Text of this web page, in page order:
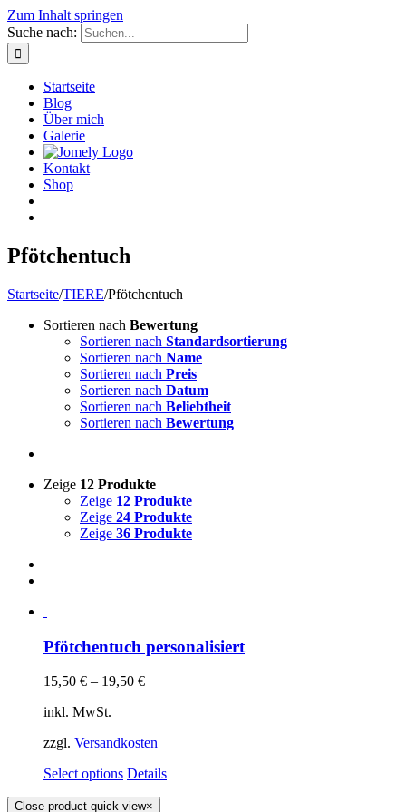
Zum Inhalt springen
Suche nach:
Startseite
Blog
Über mich
Galerie
Kontakt
Shop
Pfötchentuch
Startseite/TIERE/Pfötchentuch
Sortieren nach Bewertung
Sortieren nach Standardsortierung
Sortieren nach Name
Sortieren nach Preis
Sortieren nach Datum
Sortieren nach Beliebtheit
Sortieren nach Bewertung
Zeige 12 Produkte
Zeige 12 Produkte
Zeige 24 Produkte
Zeige 36 Produkte
Pfötchentuch personalisiert
15,50 € – 19,50 €
inkl. MwSt.
zzgl. Versandkosten
Select options Details
Close product quick view×